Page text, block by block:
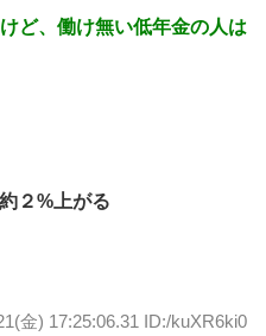
ど、働け無い低年金の人は
２%上がる
金) 17:25:06.31 ID:/kuXR6ki0